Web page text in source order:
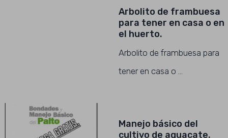
Arbolito de frambuesa
para tener en casa o en
el huerto.
Arbolito de frambuesa para
tener en casa o …
Manejo básico del
cultivo de aguacate.